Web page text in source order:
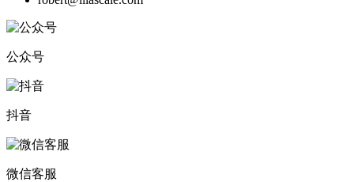
公众号
抖音
微信客服